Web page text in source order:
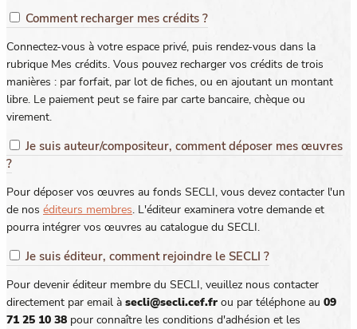
Comment recharger mes crédits ?
Connectez-vous à votre espace privé, puis rendez-vous dans la
rubrique Mes crédits. Vous pouvez recharger vos crédits de trois
manières : par forfait, par lot de fiches, ou en ajoutant un montant
libre. Le paiement peut se faire par carte bancaire, chèque ou
virement.
Je suis auteur/compositeur, comment déposer mes œuvres
?
Pour déposer vos œuvres au fonds SECLI, vous devez contacter l'un
de nos éditeurs membres. L'éditeur examinera votre demande et
pourra intégrer vos œuvres au catalogue du SECLI.
Je suis éditeur, comment rejoindre le SECLI ?
Pour devenir éditeur membre du SECLI, veuillez nous contacter
directement par email à secli@secli.cef.fr ou par téléphone au 09
71 25 10 38 pour connaître les conditions d'adhésion et les